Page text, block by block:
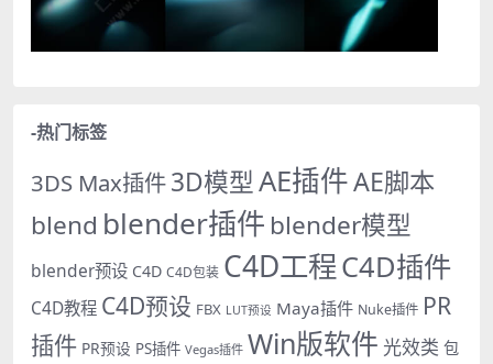
-热门标签
3DS Max插件3D模型AE插件AE脚本
blend blender插件 blender模型
blender预设 C4D C4D包装 C4D工程C4D插件
C4D教程 C4D预设 FBX LUT预设 Maya插件 Nuke插件 PR
插件 PR预设 PS插件 Vegas插件 Win版软件 光效类 包